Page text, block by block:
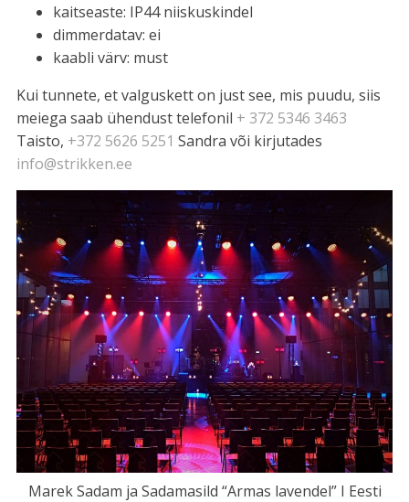
kaitseaste: IP44 niiskuskindel
dimmerdatav: ei
kaabli värv: must
Kui tunnete, et valguskett on just see, mis puudu, siis
meiega saab ühendust telefonil + 372 5346 3463
Taisto, +372 5626 5251 Sandra või kirjutades
info@strikken.ee
Marek Sadam ja Sadamasild “Armas lavendel” I Eesti